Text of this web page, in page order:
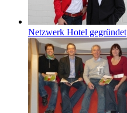
Netzwerk Hotel gegründet